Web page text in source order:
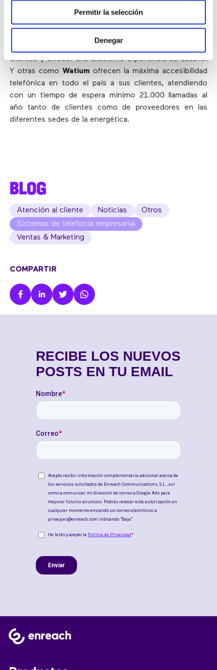
Permitir la selección
Denegar
empresas de energía comoHolaLuzhan podido unificar
en un solo sistema de comunicaciones la gestión de
con un único objetivo: mejorar la satisfacción de sus
clientes y ofrecer una excelente experiencia de usuario.
Y otras como Watium ofrecen la máxima accesibilidad
telefónica en todo el país a sus clientes, atendiendo
con un tiempo de espera mínimo 21.000 llamadas al
año tanto de clientes como de proveedores en las
diferentes sedes de la energética.
BLOG
Atención al cliente Noticias
Otros
Sistemas de telefonía empresarial
Ventas & Marketing
COMPARTIR